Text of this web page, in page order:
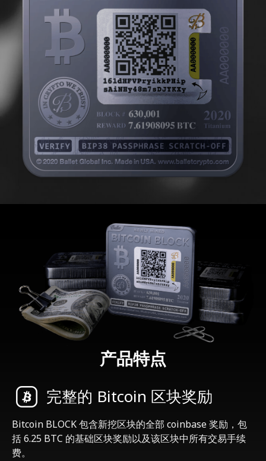
产品特点
完整的 Bitcoin 区块奖励
Bitcoin BLOCK 包含新挖区块的全部 coinbase 奖励，包
括 6.25 BTC 的基础区块奖励以及该区块中所有交易手续
费。